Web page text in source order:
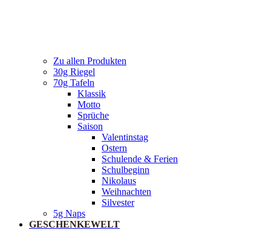
Zu allen Produkten
30g Riegel
70g Tafeln
Klassik
Motto
Sprüche
Saison
Valentinstag
Ostern
Schulende & Ferien
Schulbeginn
Nikolaus
Weihnachten
Silvester
5g Naps
GESCHENKEWELT